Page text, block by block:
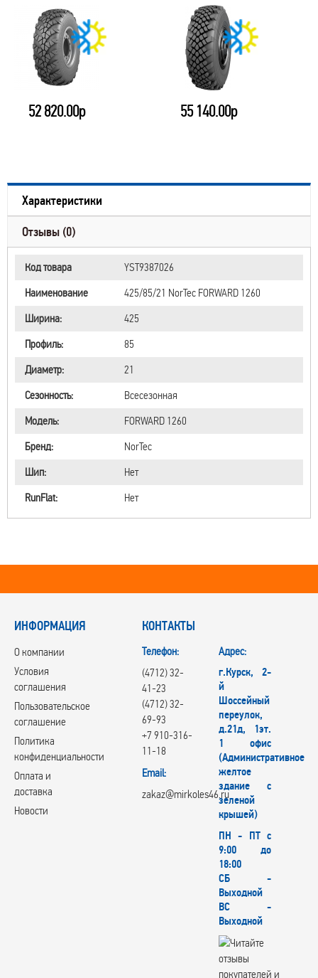
POWER
52 820.00р
TRACTION
55 140.00р
Характеристики
Отзывы (0)
Код товара
YST9387026
Наименование
425/85/21 NorTec FORWARD 1260
Ширина:
425
Профиль:
85
Диаметр:
21
Сезонность:
Всесезонная
Модель:
FORWARD 1260
Бренд:
NorTec
Шип:
Нет
RunFlat:
Нет
ИНФОРМАЦИЯ
О компании
Условия
соглашения
Пользовательское
соглашение
Политика
конфиденциальности
Оплата и
доставка
Новости
КОНТАКТЫ
Телефон:
(4712) 32-
41-23
(4712) 32-
69-93
+7 910-316-
11-18
Email:
zakaz@mirkoles46.ru
Адрес:
г.Курск, 2-
й
Шоссейный
переулок,
д.21д, 1эт.
1 офис
(Административное
желтое
здание с
зеленой
крышей)
ПН - ПТ с
9:00 до
18:00
СБ -
Выходной
ВС -
Выходной